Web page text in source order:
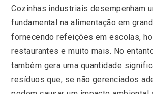
Cozinhas industriais desempenham
fundamental na alimentação em
fornecendo refeições em escolas,
restaurantes e muito mais. No
também gera uma quantidade
resíduos que, se não gerenciados